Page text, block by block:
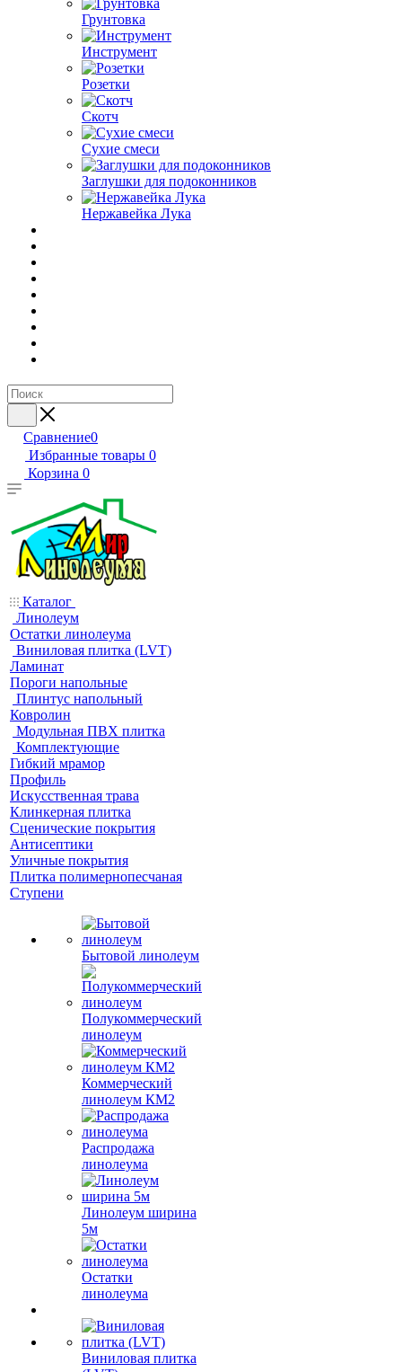
Грунтовка
Инструмент
Розетки
Скотч
Сухие смеси
Заглушки для подоконников
Нержавейка Лука
Сравнение0
Избранные товары 0
Корзина 0
Каталог
Линолеум
Остатки линолеума
Виниловая плитка (LVT)
Ламинат
Пороги напольные
Плинтус напольный
Ковролин
Модульная ПВХ плитка
Комплектующие
Гибкий мрамор
Профиль
Искусственная трава
Клинкерная плитка
Сценические покрытия
Антисептики
Уличные покрытия
Плитка полимернопесчаная
Ступени
Бытовой линолеум
Полукоммерческий
линолеум
Коммерческий
линолеум КМ2
Распродажа
линолеума
Линолеум ширина
5м
Остатки
линолеума
Виниловая плитка